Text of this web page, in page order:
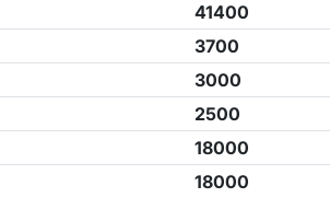
41400
3700
3000
2500
18000
18000